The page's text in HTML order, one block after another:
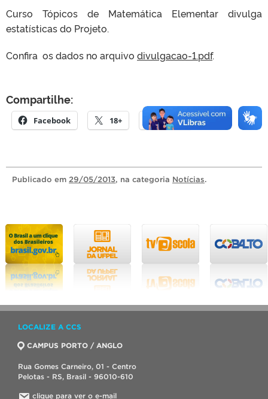
Curso Tópicos de Matemática Elementar divulga
estatísticas do Projeto.
Confira os dados no arquivo divulgacao-1.pdf.
Compartilhe:
Facebook 18+ E-mail
Publicado em 29/05/2013, na categoria Notícias.
LOCALIZE A CCS
CAMPUS PORTO / ANGLO
Rua Gomes Carneiro, 01 - Centro
Pelotas - RS, Brasil - 96010-610
clique para ver o e-mail